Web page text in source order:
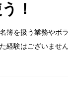
！
簿を扱う業務やボ
経験はございませ